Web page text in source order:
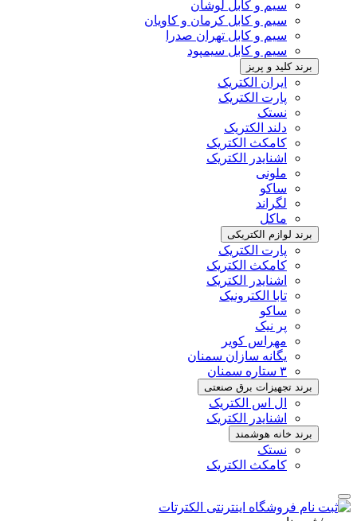
سیم و کابل لوشان
سیم و کابل کرمان و کاویان
سیم و کابل تهران صدرا
سیم و کابل سیمپود
برند کلید و پریز
ایران الکتریک
پارت الکتریک
نستک
دلند الکتریک
کامکث الکتریک
اشنایدر الکتریک
ملونی
ساکو
لگراند
ماکل
برند لوازم الکتریکی
پارت الکتریک
کامکث الکتریک
اشنایدر الکتریک
تابا الکترونیک
ساکو
پر نیک
مهراس کویر
یگانه سازان سمنان
۳ ستاره سمنان
برند تجهیزات برق صنعتی
ال اس الکتریک
اشنایدر الکتریک
برند خانه هوشمند
نستک
کامکث الکتریک